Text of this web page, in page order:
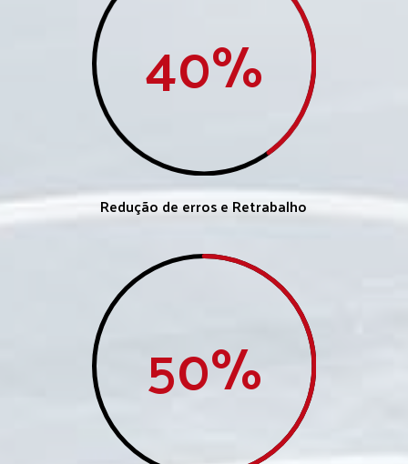
40%
Redução de erros e Retrabalho
50%